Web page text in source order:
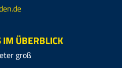
IM ÜBERBLICK
groß